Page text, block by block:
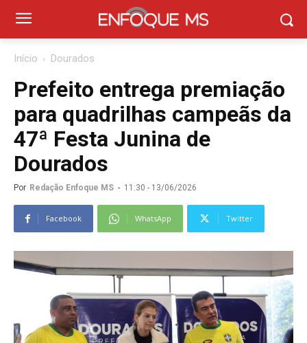
Início Dourados
Prefeito entrega premiação
para quadrilhas campeãs da
47ª Festa Junina de
Dourados
Por Redação Enfoque MS - 11:30 - 13/06/2026
Facebook WhatsApp Twitter